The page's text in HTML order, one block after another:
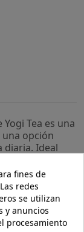
Tea es una
opción
diaria. Ideal
a una
fines de
redes
se utilizan
y anuncios
procesamiento